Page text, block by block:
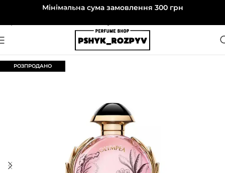
Перейти до навігаціїМінімальна сума замовлення 300 грн
РОЗПРОДАНО